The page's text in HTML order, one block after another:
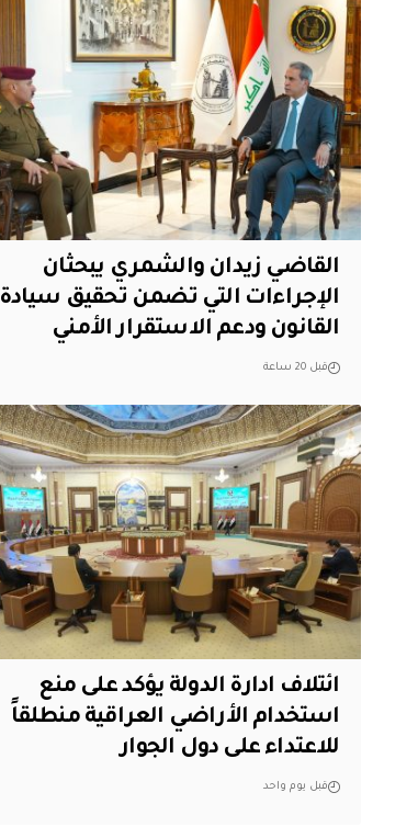
القاضي زيدان والشمري يبحثان
الإجراءات التي تضمن تحقيق سيادة
القانون ودعم الاستقرار الأمني
قبل 20 ساعة
ائتلاف ادارة الدولة يؤكد على منع
استخدام الأراضي العراقية منطلقاً
للاعتداء على دول الجوار
قبل يوم واحد